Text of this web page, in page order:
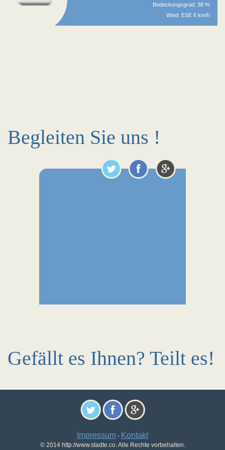
Bedeckungsgrad: 38 %
Wind: ESE 6 km/h
Begleiten Sie uns !
Gefällt es Ihnen? Teilt es!
Impressum - Kontakt
© 2014 http://www.stadte.co. Alle Rechte vorbehalten.